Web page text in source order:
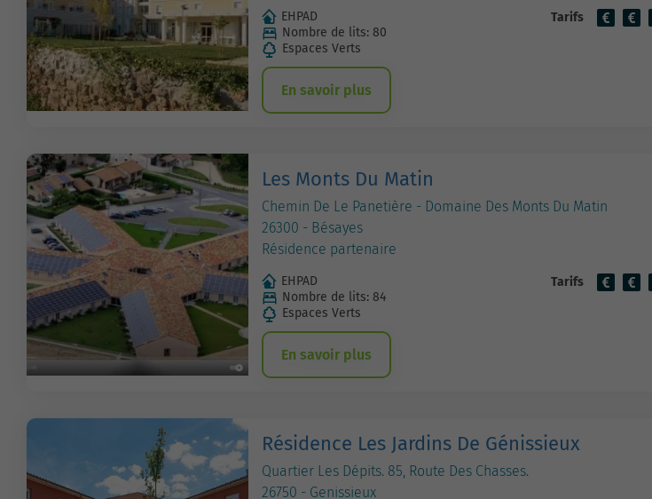
EHPAD
Nombre de lits: 80
Espaces Verts
Tarifs
En savoir plus
Les Monts Du Matin
Chemin De Le Panetière - Domaine Des Monts Du Matin
26300 - Bésayes
Résidence partenaire
EHPAD
Nombre de lits: 84
Espaces Verts
Tarifs
En savoir plus
Résidence Les Jardins De Génissieux
Quartier Les Dépits. 85, Route Des Chasses.
26750 - Genissieux